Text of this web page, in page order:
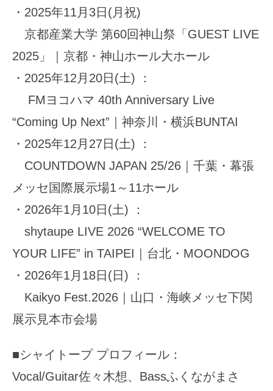
・2025年11月3日(月祝)
京都産業大学 第60回神山祭「GUEST LIVE
2025」｜京都・神山ホール大ホール
・2025年12月20日(土) ：
FMヨコハマ 40th Anniversary Live
“Coming Up Next”｜神奈川・横浜BUNTAI
・2025年12月27日(土) ：
COUNTDOWN JAPAN 25/26｜千葉・幕張
メッセ国際展示場1～11ホール
・2026年1月10日(土) ：
shytaupe LIVE 2026 “WELCOME TO
YOUR LIFE” in TAIPEI｜台北・MOONDOG
・2026年1月18日(日) ：
Kaikyo Fest.2026｜山口・海峡メッセ下関
展示見本市会場
■シャイトープ プロフィール：
Vocal/Guitar佐々木想、Bassふくながまさ